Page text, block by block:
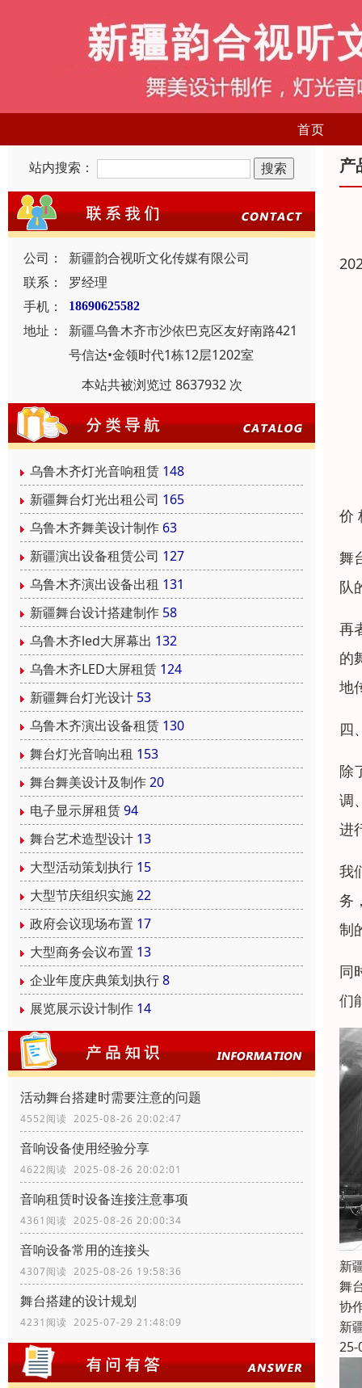
首页
站内搜索：
公司：
新疆韵合视听文化传媒有限公司
联系：
罗经理
手机：
18690625582
地址：
新疆乌鲁木齐市沙依巴克区友好南路421
号信达•金领时代1栋12层1202室
本站共被浏览过 8637932 次
乌鲁木齐灯光音响租赁 148
新疆舞台灯光出租公司 165
乌鲁木齐舞美设计制作 63
新疆演出设备租赁公司 127
乌鲁木齐演出设备出租 131
新疆舞台设计搭建制作 58
乌鲁木齐led大屏幕出 132
乌鲁木齐LED大屏租赁 124
新疆舞台灯光设计 53
乌鲁木齐演出设备租赁 130
舞台灯光音响出租 153
舞台舞美设计及制作20
电子显示屏租赁94
舞台艺术造型设计 13
大型活动策划执行 15
大型节庆组织实施22
政府会议现场布置 17
大型商务会议布置 13
企业年度庆典策划执行8
展览展示设计制作 14
活动舞台搭建时需要注意的问题
4552阅读 2025-08-26 20:02:47
音响设备使用经验分享
4622阅读 2025-08-26 20:02:01
音响租赁时设备连接注意事项
4361阅读 2025-08-26 20:00:34
音响设备常用的连接头
4307阅读 2025-08-26 19:58:36
舞台搭建的设计规划
4231阅读 2025-07-29 21:48:09
产
价
舞
队
再
的
地
四
除
调
进
我
务
制
同
们
新
舞
协
新
25-